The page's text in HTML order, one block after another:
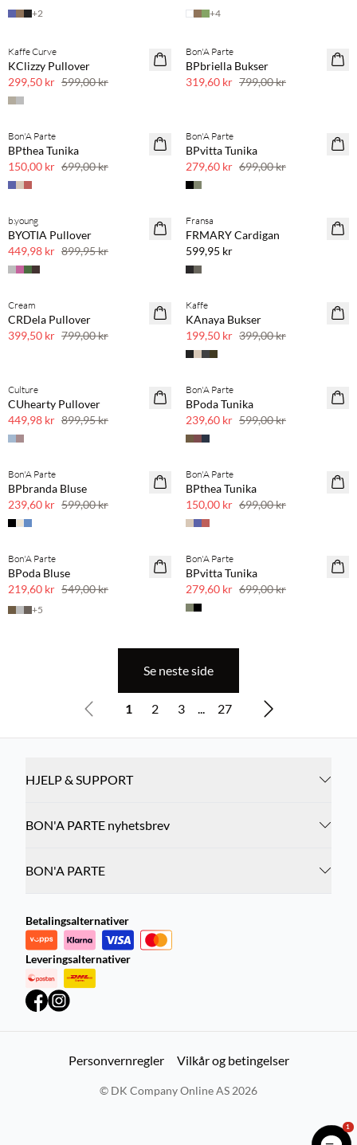
+2 +4
SAVE20
50 % rabatt
Kaffe Curve
KClizzy Pullover
299,50 kr 599,00 kr
SAVE20
Bon'A Parte
BPbriella Bukser
319,60 kr 799,00 kr
SPOTPRIS
Bon'A Parte
BPthea Tunika
150,00 kr 699,00 kr
SAVE20
Bon'A Parte
BPvitta Tunika
279,60 kr 699,00 kr
SAVE20
b.young
BYOTIA Pullover
449,98 kr 899,95 kr
NYHET
Kjøp min. 2 & spar 20 %
Fransa
FRMARY Cardigan
599,95 kr
SAVE20
Cream
CRDela Pullover
399,50 kr 799,00 kr
SAVE20
50 % rabatt
Kaffe
KAnaya Bukser
199,50 kr 399,00 kr
SAVE20
50 % rabatt
Culture
CUhearty Pullover
449,98 kr 899,95 kr
SAVE20
Bon'A Parte
BPoda Tunika
239,60 kr 599,00 kr
SAVE20
Bon'A Parte
BPbranda Bluse
239,60 kr 599,00 kr
SPOTPRIS
Bon'A Parte
BPthea Tunika
150,00 kr 699,00 kr
SAVE20
Bon'A Parte
BPoda Bluse
219,60 kr 549,00 kr
+5
SAVE20
Bon'A Parte
BPvitta Tunika
279,60 kr 699,00 kr
Se neste side
1 2 3 ... 27
HJELP & SUPPORT
BON'A PARTE nyhetsbrev
BON'A PARTE
Betalingsalternativer
Leveringsalternativer
Personvernregler Vilkår og betingelser
© DK Company Online AS 2026
1